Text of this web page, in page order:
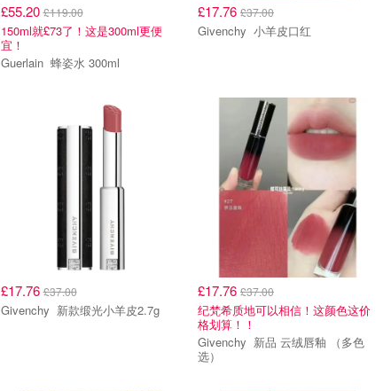
£55.20£119.00
150ml就£73了！这是300ml更便
宜！
Guerlain 蜂姿水 300ml
£17.76 £37.00
Givenchy 小羊皮口红
£17.76£37.00
Givenchy 新款缎光小羊皮2.7g
£17.76 £37.00
纪梵希质地可以相信！这颜色这价
格划算！！
Givenchy 新品 云绒唇釉 （多色
选）